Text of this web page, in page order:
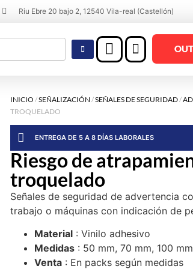
Riu Ebre 20 bajo 2, 12540 Vila-real (Castellón)
INICIO /SEÑALIZACIÓN /SEÑALES DE SEGURIDAD/
TROQUELADO
ENTREGA DE 5 A 8 DÍAS LABORALES
Riesgo de
troquelado
Señales de seguridad de advertencia
trabajo o máquinas con indicación de
Material: Vinilo adhesivo
Medidas: 50 mm, 70 mm, 100
Venta: En packs según medidas